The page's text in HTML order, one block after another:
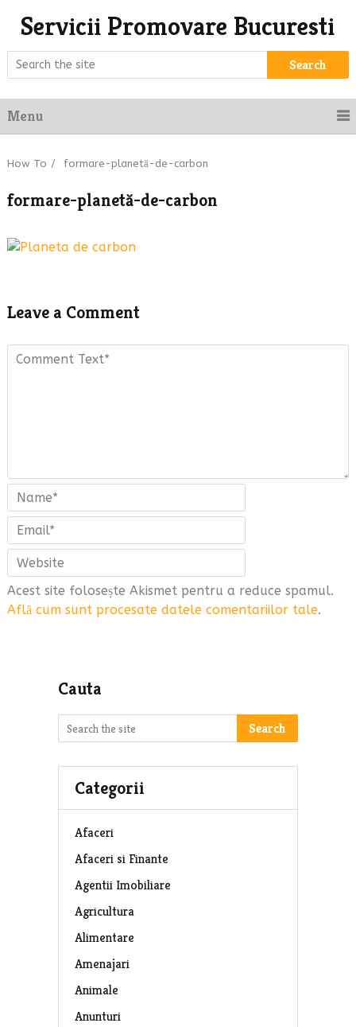
Servicii Promovare Bucuresti
Search
Menu
How To / formare-planetă-de-carbon
formare-planetă-de-carbon
Leave a Comment
Acest site folosește Akismet pentru a reduce spamul.
Află cum sunt procesate datele comentariilor tale.
Cauta
Search
Categorii
Afaceri
Afaceri si Finante
Agentii Imobiliare
Agricultura
Alimentare
Amenajari
Animale
Anunturi